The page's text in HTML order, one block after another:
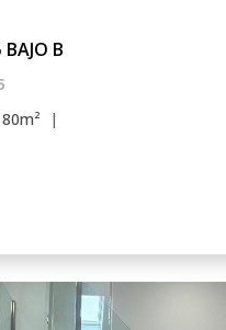
B
80m² |